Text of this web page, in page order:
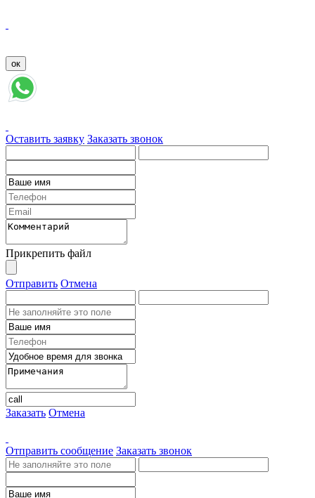
Оставить заявку Заказать звонок
Прикрепить файл
Отправить Отмена
Заказать Отмена
Отправить сообщение Заказать звонок